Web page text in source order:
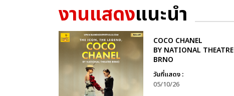
งานแสดงแนะนำ
COCO CHANEL
BY NATIONAL THEATRE
BRNO
วันที่แสดง :
05/10/26